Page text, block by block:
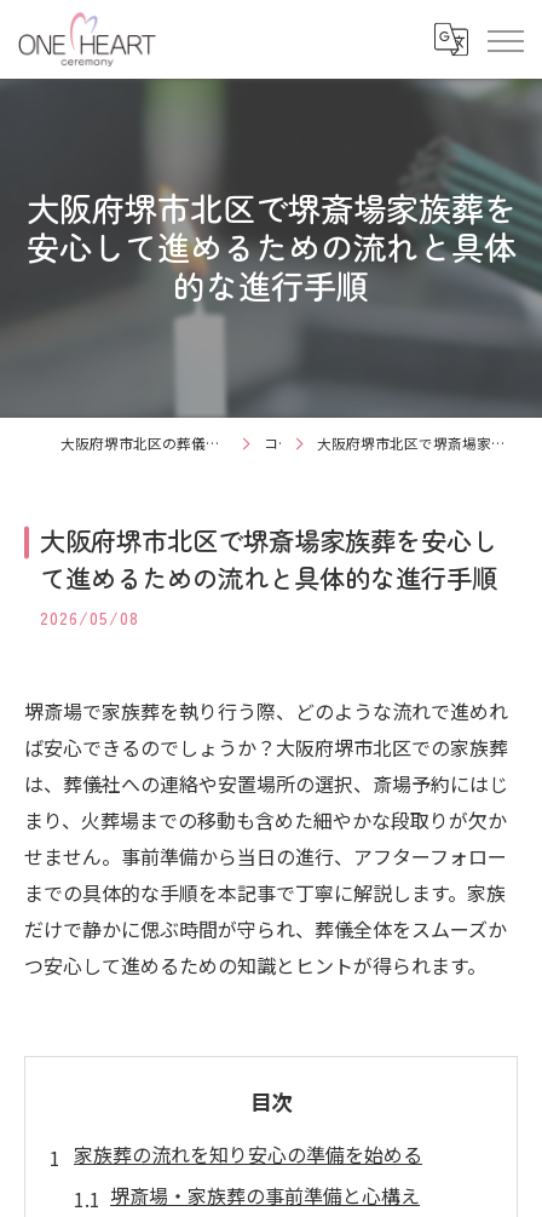
大阪府堺市北区で堺斎場家族葬を
安心して進めるための流れと具体
的な進行手順
大阪府堺市北区の葬儀・家族葬なら有限会社ワンハートセレモニー コラム 大阪府堺市北区で堺斎場家族葬を安心して進めるための流れと具体的な進行手順
大阪府堺市北区で堺斎場家族葬を安心し
て進めるための流れと具体的な進行手順
2026/05/08
堺斎場で家族葬を執り行う際、どのような流れで進めれ
ば安心できるのでしょうか？大阪府堺市北区での家族葬
は、葬儀社への連絡や安置場所の選択、斎場予約にはじ
まり、火葬場までの移動も含めた細やかな段取りが欠か
せません。事前準備から当日の進行、アフターフォロー
までの具体的な手順を本記事で丁寧に解説します。家族
だけで静かに偲ぶ時間が守られ、葬儀全体をスムーズか
つ安心して進めるための知識とヒントが得られます。
目次
家族葬の流れを知り安心の準備を始める
堺斎場・家族葬の事前準備と心構え